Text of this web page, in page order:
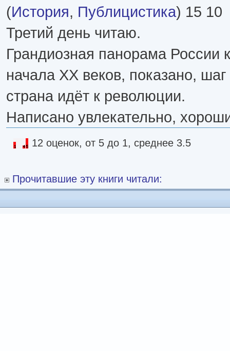
(История, Публицистика) 15 10
Третий день читаю.
Грандиозная панорама России
начала XX веков, показано,
страна идёт к революции.
Написано увлекательно,
12 оценок, от 5 до 1, среднее 3.5
Прочитавшие эту книги читали: